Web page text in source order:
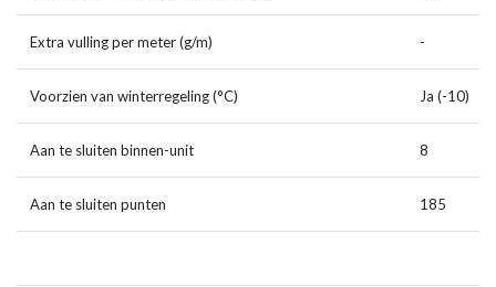
Extra vulling per meter (g/m) -
Voorzien van winterregeling (°C) Ja (-10)
Aan te sluiten binnen-unit 8
Aan te sluiten punten 185